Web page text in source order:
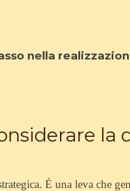
nella
la
É una leva che